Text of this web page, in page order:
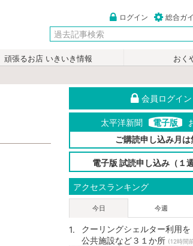
ログイン 総合ガ
頑張るお店 いきいき情報
おく
会員ログイン
太平洋新聞 電子版
ご購読申し込み月は
電子版 試読申し込み（１
アクセスランキング
今日 今週
クーリングシェルター利用
公共施設など３１か所 (12時間